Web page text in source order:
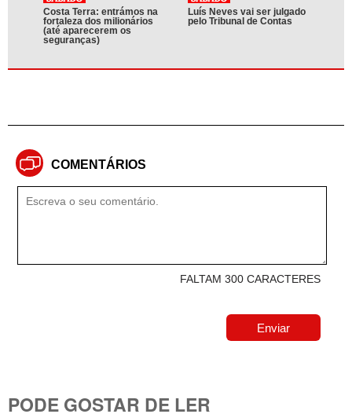
Costa Terra: entrámos na
fortaleza dos milionários
(até aparecerem os
seguranças)
Luís Neves vai ser julgado
pelo Tribunal de Contas
COMENTÁRIOS
FALTAM 300 CARACTERES